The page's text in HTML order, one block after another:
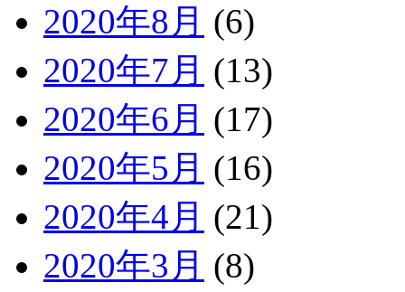
2020年8月 (6)
2020年7月 (13)
2020年6月 (17)
2020年5月 (16)
2020年4月 (21)
2020年3月 (8)